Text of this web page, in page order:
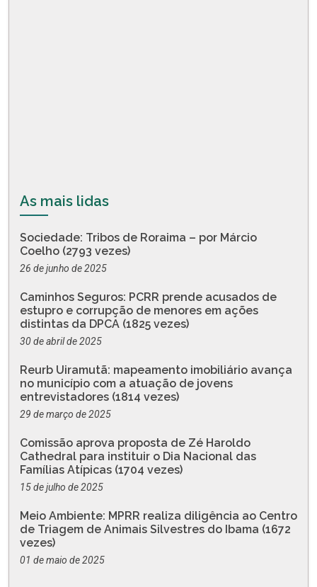
As mais lidas
Sociedade: Tribos de Roraima – por Márcio
Coelho (2793 vezes)
26 de junho de 2025
Caminhos Seguros: PCRR prende acusados de
estupro e corrupção de menores em ações
distintas da DPCA (1825 vezes)
30 de abril de 2025
Reurb Uiramutã: mapeamento imobiliário avança
no município com a atuação de jovens
entrevistadores (1814 vezes)
29 de março de 2025
Comissão aprova proposta de Zé Haroldo
Cathedral para instituir o Dia Nacional das
Famílias Atípicas (1704 vezes)
15 de julho de 2025
Meio Ambiente: MPRR realiza diligência ao Centro
de Triagem de Animais Silvestres do Ibama (1672
vezes)
01 de maio de 2025